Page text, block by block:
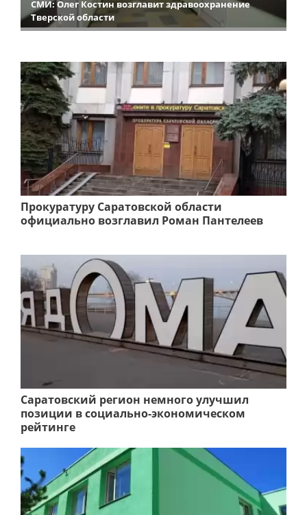
СМИ: Олег Костин возглавит здравоохранение
Тверской области
Прокуратуру Саратовской области
официально возглавил Роман Пантелеев
Саратовский регион немного улучшил
позиции в социально-экономическом
рейтинге